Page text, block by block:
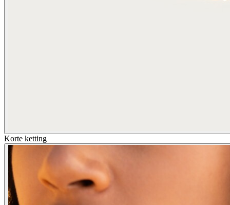
Korte ketting